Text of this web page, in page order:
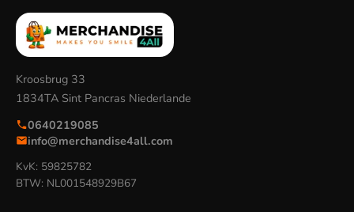
Kroosbrug 33
1834TA Sint Pancras Niederlande
0640219085
info@merchandise4all.com
KvK: 59825782
BTW: NL001548929B67